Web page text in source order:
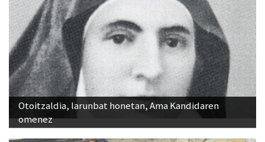
Otoitzaldia, larunbat honetan, Ama Kandidaren
omenez